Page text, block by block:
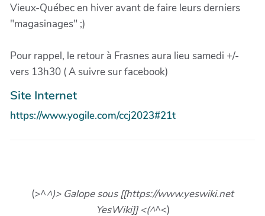
Vieux-Québec en hiver avant de faire leurs derniers
"magasinages" ;)
Pour rappel, le retour à Frasnes aura lieu samedi +/-
vers 13h30 ( A suivre sur facebook)
Site Internet
https://www.yogile.com/ccj2023#21t
(>^^)> Galope sous [[https://www.yeswiki.net
YesWiki]] <(^^<)